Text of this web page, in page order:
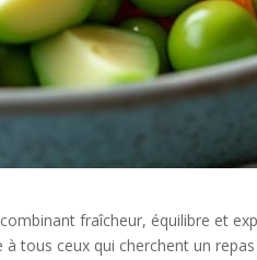
fraîcheur, équilibre et
tous ceux qui cherchent un